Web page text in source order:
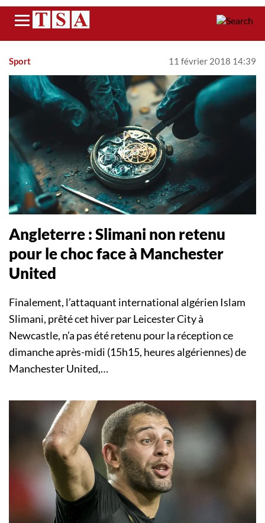
Menu
Sport 11 février 2018 14:39
Angleterre : Slimani non retenu
pour le choc face à Manchester
United
Finalement, l’attaquant international algérien Islam
Slimani, prêté cet hiver par Leicester City à
Newcastle, n’a pas été retenu pour la réception ce
dimanche après-midi (15h15, heures algériennes) de
Manchester United,…